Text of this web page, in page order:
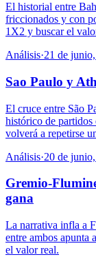
El historial entre
friccionados y con
1X2 y buscar el
Análisis·21 de
Sao Paulo y
El cruce entre São
histórico de partidos
volverá a repetirse
Análisis·20 de
Gremio-
gana
La narrativa infla a
entre ambos apunta
el valor real.